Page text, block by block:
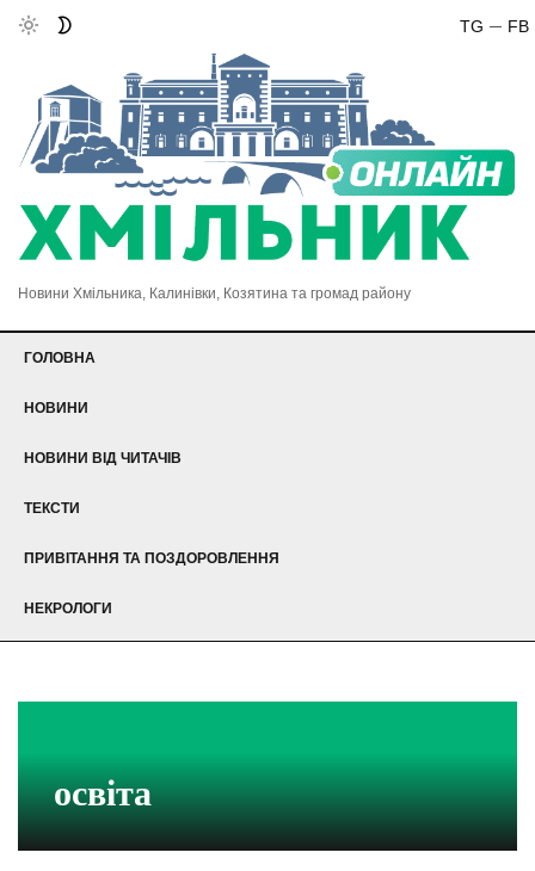
FB
TG
Новини Хмільника, Калинівки, Козятина та громад району
ГОЛОВНА
НОВИНИ
НОВИНИ ВІД ЧИТАЧІВ
ТЕКСТИ
ПРИВІТАННЯ ТА ПОЗДОРОВЛЕННЯ
НЕКРОЛОГИ
освіта